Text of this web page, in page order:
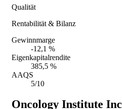
Qualität
Rentabilität & Bilanz
Gewinnmarge
-12,1 %
Eigenkapitalrendite
385,5 %
AAQS
5/10
Oncology Institute Inc